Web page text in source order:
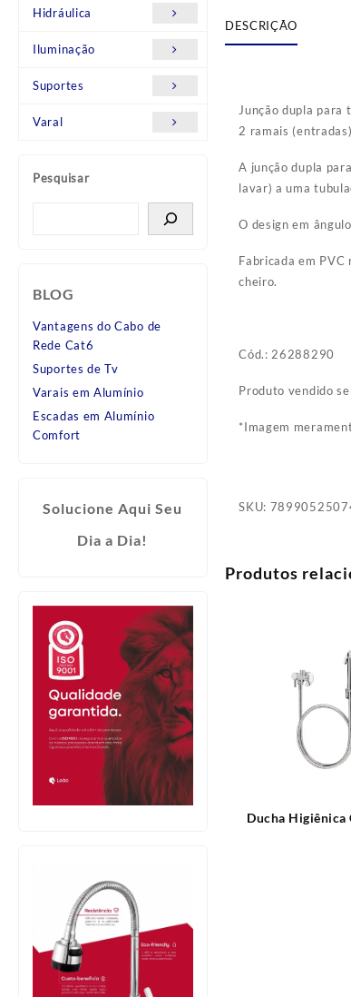
Hidráulica
Iluminação
Suportes
Varal
Pesquisar
BLOG
Vantagens do Cabo de
Rede Cat6
Suportes de Tv
Varais em Alumínio
Escadas em Alumínio
Comfort
Solucione Aqui Seu
Dia a Dia!
DESCRIÇÃO
Junção dupla
2 ramais
A junção dupla
lavar) a uma
O design em
Fabricada em
cheiro.
Cód.: 26288290
Produto vendido
*Imagem
SKU:
Produtos
Ducha Higiênica